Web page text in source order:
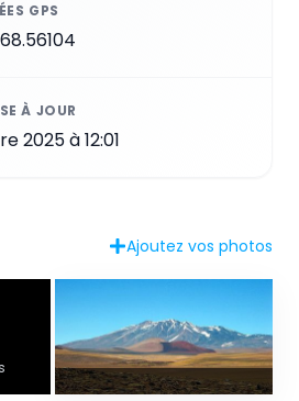
GPS
À JOUR
2025 à 12:01
Ajoutez vos photos